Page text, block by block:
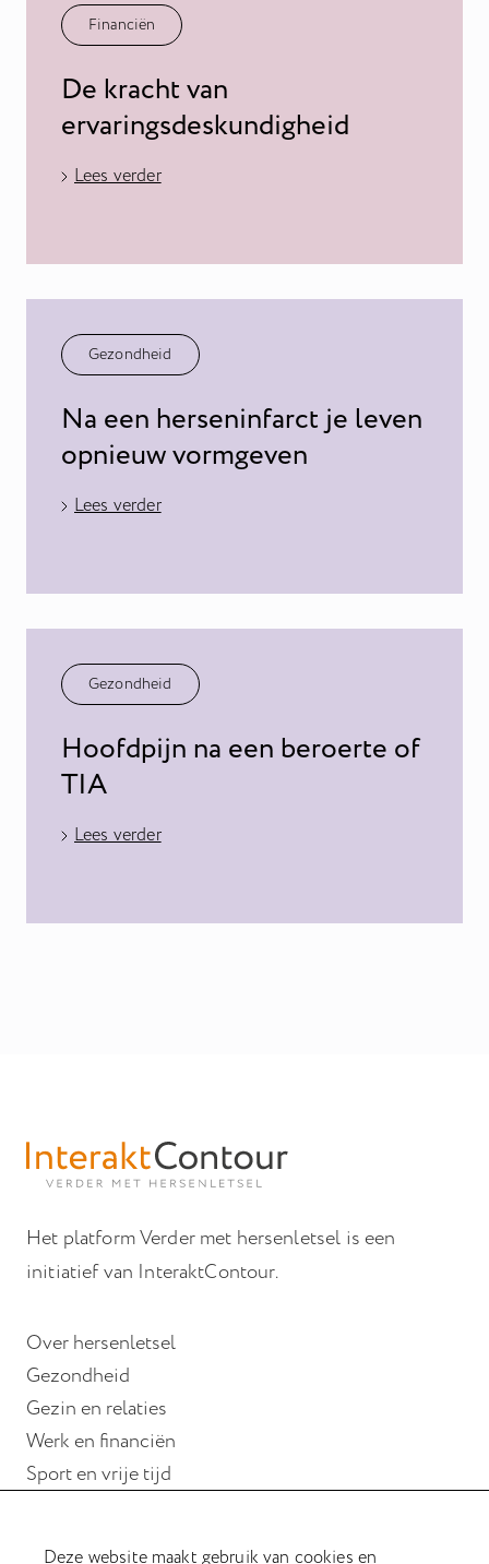
Financiën
De kracht van
ervaringsdeskundigheid
Lees verder
Gezondheid
Na een herseninfarct je leven
opnieuw vormgeven
Lees verder
Gezondheid
Hoofdpijn na een beroerte of
TIA
Lees verder
Het platform Verder met hersenletsel is een
initiatief van InteraktContour.
Over hersenletsel
Gezondheid
Gezin en relaties
Werk en financiën
Sport en vrije tijd
Wonen
Deze website maakt gebruik van cookies en